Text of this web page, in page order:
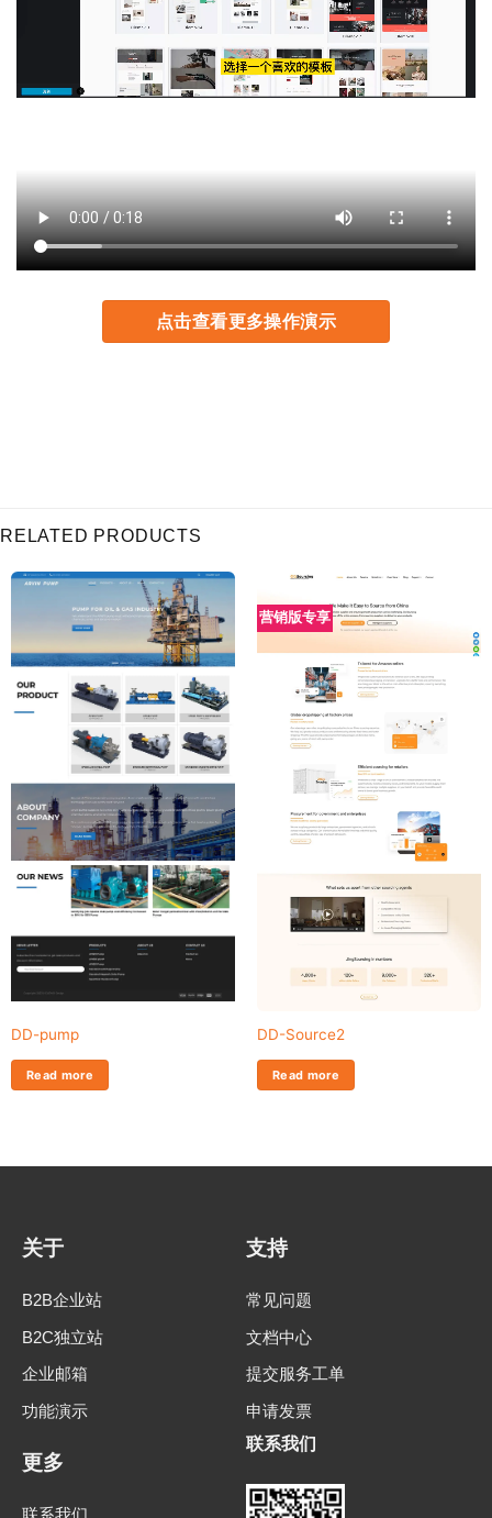
点击查看更多操作演示
RELATED PRODUCTS
DD-pump
Read more
营销版专享
DD-Source2
Read more
关于
B2B企业站
B2C独立站
企业邮箱
功能演示
支持
常见问题
文档中心
提交服务工单
申请发票
更多
联系我们
联系我们